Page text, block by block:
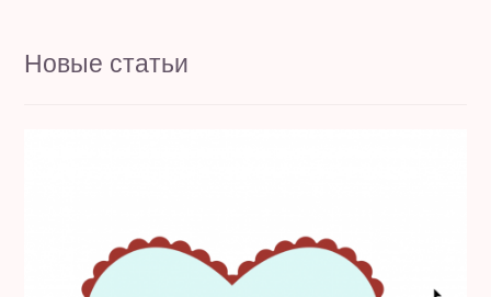
Новые статьи